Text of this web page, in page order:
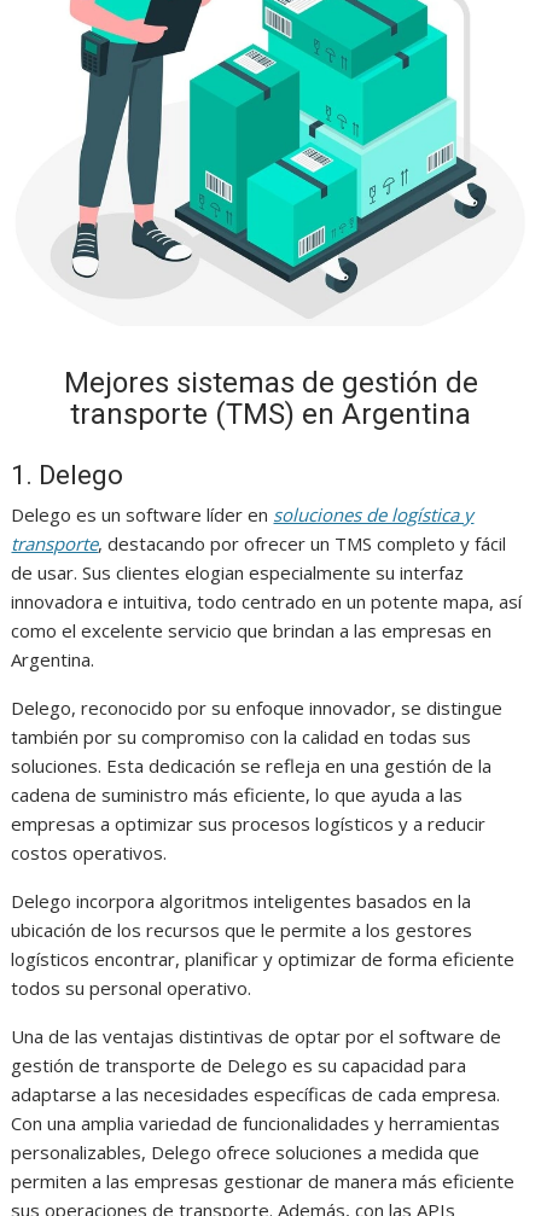
Mejores sistemas de gestión de
transporte (TMS) en Argentina
1. Delego
Delego es un software líder en soluciones de logística y
transporte, destacando por ofrecer un TMS completo y fácil
de usar. Sus clientes elogian especialmente su interfaz
innovadora e intuitiva, todo centrado en un potente mapa, así
como el excelente servicio que brindan a las empresas en
Argentina.
Delego, reconocido por su enfoque innovador, se distingue
también por su compromiso con la calidad en todas sus
soluciones. Esta dedicación se refleja en una gestión de la
cadena de suministro más eficiente, lo que ayuda a las
empresas a optimizar sus procesos logísticos y a reducir
costos operativos.
Delego incorpora algoritmos inteligentes basados en la
ubicación de los recursos que le permite a los gestores
logísticos encontrar, planificar y optimizar de forma eficiente
todos su personal operativo.
Una de las ventajas distintivas de optar por el software de
gestión de transporte de Delego es su capacidad para
adaptarse a las necesidades específicas de cada empresa.
Con una amplia variedad de funcionalidades y herramientas
personalizables, Delego ofrece soluciones a medida que
permiten a las empresas gestionar de manera más eficiente
sus operaciones de transporte. Además, con las APIs